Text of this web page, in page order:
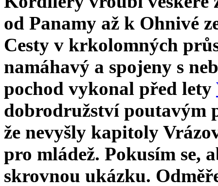
od Panamy až k Ohnivé
Cesty v krkolomných
namáhavý a spojeny s
pochod vykonal před lety
dobrodružství poutavým
že nevyšly kapitoly
pro mládež. Po­kusím se,
skrovnou ukázku.